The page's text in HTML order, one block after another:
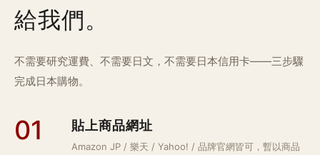
給我們。
不需要研究運費、不需要日文，不需要日本信用卡——三步驟
完成日本購物。
01 貼上商品網址
Amazon JP / 樂天 / Yahoo! / 品牌官網皆可，暫以商品